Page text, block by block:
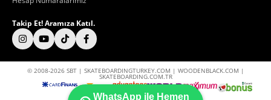
Takip Et! Aramıza Katıl.
© 2008-2026 SBT | SKATEBOARDINGTURKEY.COM | WOODENBLACK.COM |
SKATEBOARDING.COM.TR
WhatsApp ile Hemen